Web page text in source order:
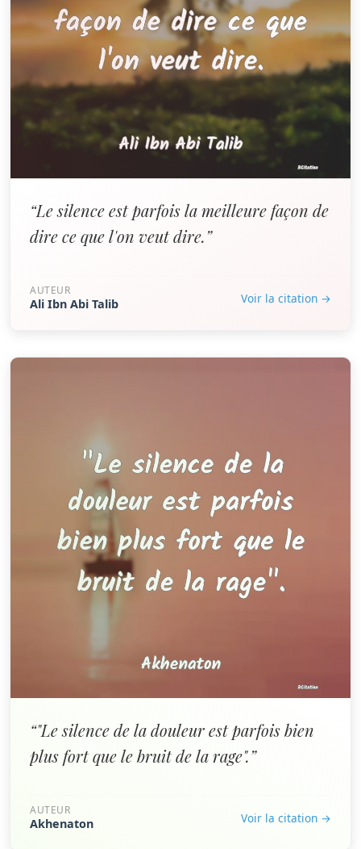
“Le silence est parfois la meilleure façon de
dire ce que l'on veut dire.”
AUTEUR
Ali Ibn Abi Talib Voir la citation →
“"Le silence de la douleur est parfois bien
plus fort que le bruit de la rage".”
AUTEUR
Akhenaton Voir la citation →